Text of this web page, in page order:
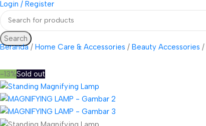
Login / Register
Search
Beranda
Home Care & Accessories Beauty Accessories
-13%Sold out